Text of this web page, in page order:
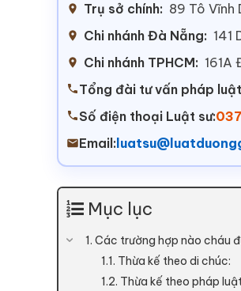
Trụ sở chính: 89 Tô Vĩnh
Chi nhánh Đà Nẵng: 141
Chi nhánh TPHCM: 161A
Tổng đài tư vấn pháp
Số điện thoại Luật sư:
Email:
Mục lục
1. Các trường hợp nào cháu
1.1. Thừa kế theo di chúc:
1.2. Thừa kế theo pháp